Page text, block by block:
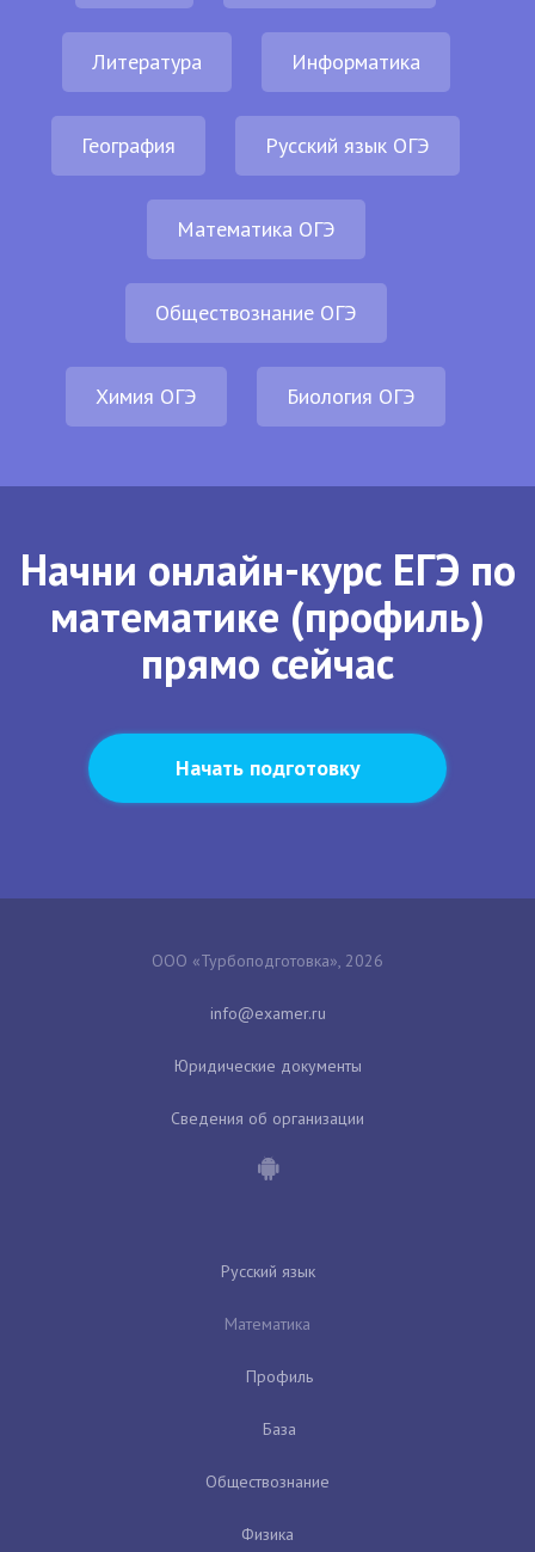
Литература Информатика
География Русский язык ОГЭ
Математика ОГЭ
Обществознание ОГЭ
Химия ОГЭ Биология ОГЭ
Начни онлайн-курс ЕГЭ по
математике (профиль)
прямо сейчас
Начать подготовку
ООО «Турбоподготовка», 2026
Юридические документы
Сведения об организации
Русский язык
Математика
Профиль
База
Обществознание
Физика